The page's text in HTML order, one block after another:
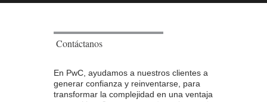
Contáctanos
En PwC, ayudamos a nuestros clientes a
generar confianza y reinventarse, para
transformar la complejidad en una ventaja